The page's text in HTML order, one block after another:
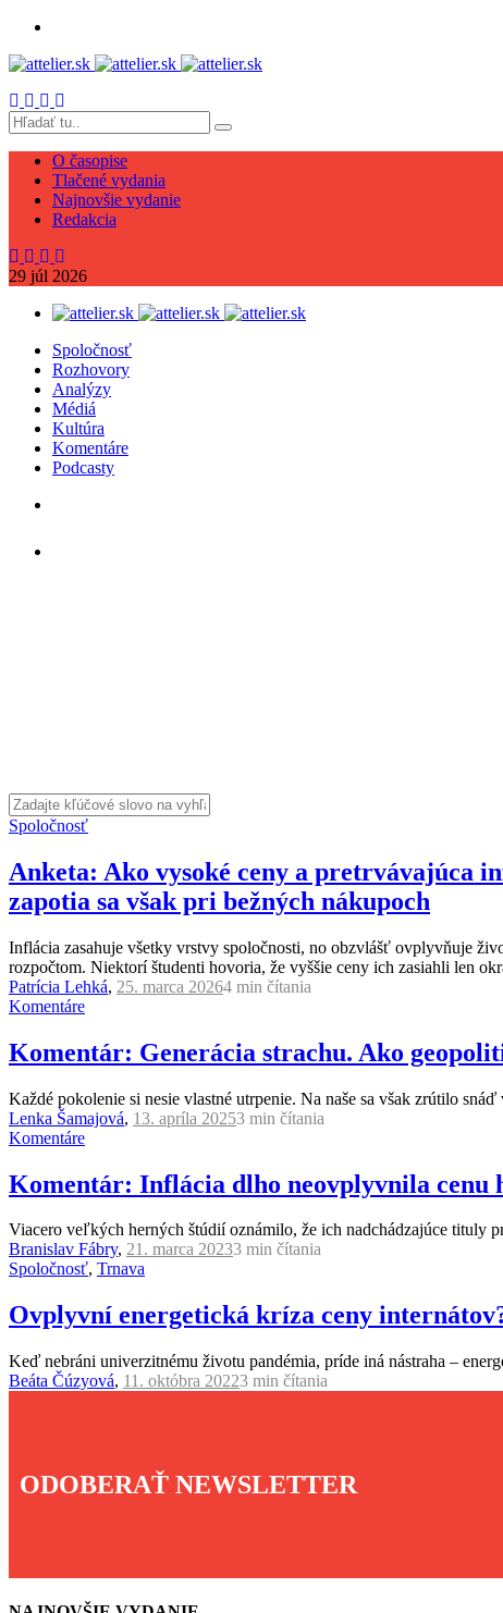
O časopise
Tlačené vydania
Najnovšie vydanie
Redakcia
29 júl 2026
Spoločnosť
Rozhovory
Analýzy
Médiá
Kultúra
Komentáre
Podcasty
Spoločnosť
Anketa: Ako vysoké ceny a pretrvávajúca
zapotia sa však pri bežných nákupoch
Inflácia zasahuje všetky vrstvy spoločnosti, no obzvlášť ovplyvňuje
rozpočtom. Niektorí študenti hovoria, že vyššie ceny ich zasiahli len
Patrícia Lehká, 25. marca 20264 min čítania
Komentáre
Komentár: Generácia strachu. Ako
Každé pokolenie si nesie vlastné utrpenie. Na naše sa však zrútilo
Lenka Šamajová, 13. apríla 20253 min čítania
Komentáre
Komentár: Inflácia dlho neovplyvnila cenu
Viacero veľkých herných štúdií oznámilo, že ich nadchádzajúce tituly
Branislav Fábry, 21. marca 20233 min čítania
Spoločnosť, Trnava
Ovplyvní energetická kríza ceny
Keď nebráni univerzitnému životu pandémia, príde iná nástraha –
Beáta Čúzyová, 11. októbra 20223 min čítania
ODOBERAŤ NEWSLETTER